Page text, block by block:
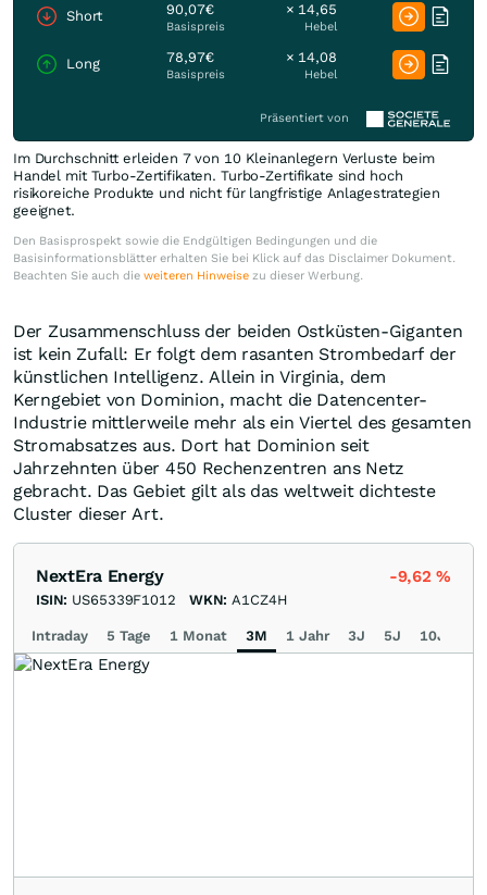
Short 90,07€
Basispreis
× 14,65
Hebel
Long 78,97€
Basispreis
× 14,08
Hebel
Präsentiert von
Im Durchschnitt erleiden 7 von 10 Kleinanlegern Verluste beim
Handel mit Turbo-Zertifikaten. Turbo-Zertifikate sind hoch
risikoreiche Produkte und nicht für langfristige Anlagestrategien
geeignet.
Den Basisprospekt sowie die Endgültigen Bedingungen und die
Basisinformationsblätter erhalten Sie bei Klick auf das Disclaimer Dokument.
Beachten Sie auch die weiteren Hinweise zu dieser Werbung.
Der Zusammenschluss der beiden Ostküsten-Giganten
ist kein Zufall: Er folgt dem rasanten Strombedarf der
künstlichen Intelligenz. Allein in Virginia, dem
Kerngebiet von Dominion, macht die Datencenter-
Industrie mittlerweile mehr als ein Viertel des gesamten
Stromabsatzes aus. Dort hat Dominion seit
Jahrzehnten über 450 Rechenzentren ans Netz
gebracht. Das Gebiet gilt als das weltweit dichteste
Cluster dieser Art.
NextEra Energy -9,62%
ISIN: US65339F1012 WKN: A1CZ4H
Intraday 5 Tage 1 Monat 3M 1 Jahr 3J 5J 10J